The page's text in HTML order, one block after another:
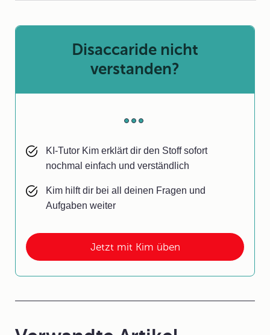
Jetzt mit Kim üben
Disaccaride nicht
verstanden?
KI-Tutor Kim erklärt dir den Stoff sofort
nochmal einfach und verständlich
Kim hilft dir bei all deinen Fragen und
Aufgaben weiter